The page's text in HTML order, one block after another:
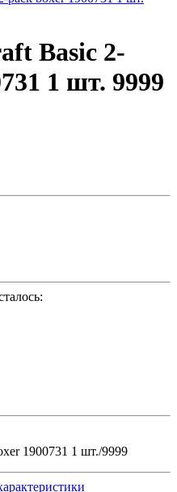
Basic 2-
1 шт. 9999
1900731 1 шт./9999